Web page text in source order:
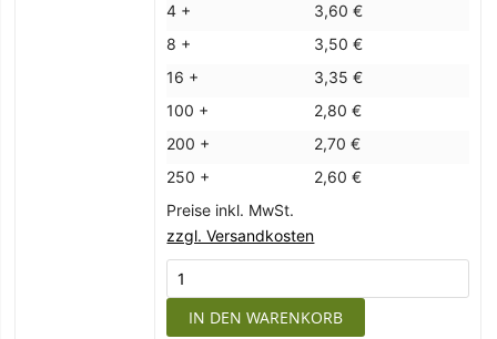
4 +
3,60 €
8 +
3,50 €
16 +
3,35 €
100 +
2,80 €
200 +
2,70 €
250 +
2,60 €
Preise inkl. MwSt.
zzgl. Versandkosten
IN DEN WARENKORB